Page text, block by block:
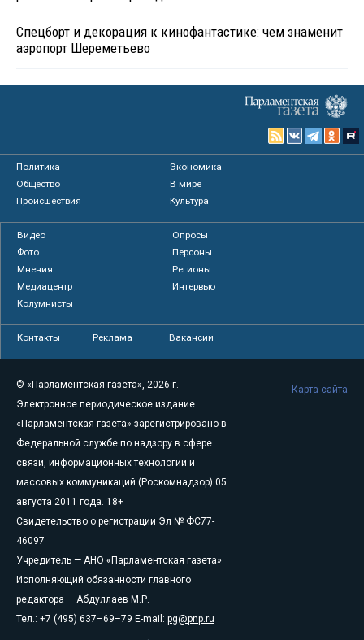
Спецборт и декорация к кинофантастике: чем знаменит
аэропорт Шереметьево
Политика
Экономика
Общество
В мире
Происшествия
Культура
Видео
Опросы
Фото
Персоны
Мнения
Регионы
Медиацентр
Интервью
Колумнисты
Контакты Реклама Вакансии
© «Парламентская газета», 2026 г.
Электронное периодическое издание
«Парламентская газета» зарегистрировано в
Федеральной службе по надзору в сфере
связи, информационных технологий и
массовых коммуникаций (Роскомнадзор) 05
августа 2011 года. 18+
Свидетельство о регистрации Эл № ФС77-
46097
Учредитель — АНО «Парламентская газета»
Исполняющий обязанности главного
редактора — Абдуллаев М.Р.
Тел.: +7 (495) 637–69–79 E-mail: pg@pnp.ru
Карта сайта